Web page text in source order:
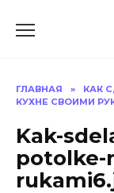
ГЛАВНАЯ »
КАК
КУХНЕ СВОИМИ
Kak-
potolke-